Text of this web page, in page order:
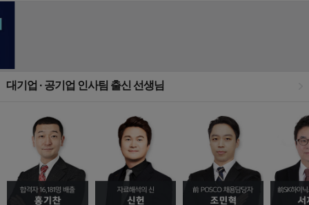
대기업 · 공기업 인사팀 출신 선생님